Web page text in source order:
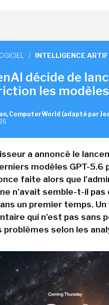
/ INTELLIGENCE
décide de
les modèles
ComputerWorld (adapté par
a annoncé le
modèles GPT-5.6
faite alors que
n'avait semble-t-il pas
un premier temps. Un
qui n'est pas sans
problèmes selon les